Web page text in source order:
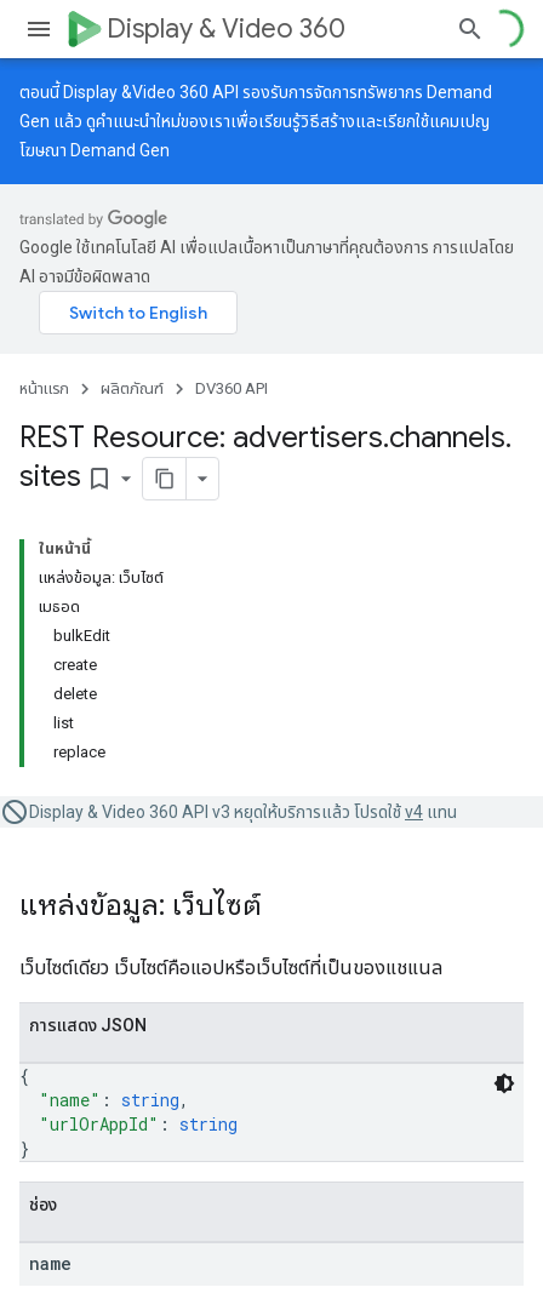
Display & Video 360
ตอนนี้ Display &Video 360 API รองรับการจัดการทรัพยากร Demand
Gen แล้ว ดูคำแนะนำใหม่ของเราเพื่อเรียนรู้วิธีสร้างและเรียกใช้แคมเปญ
โฆษณา Demand Gen
Google ใช้เทคโนโลยี AI เพื่อแปลเนื้อหาเป็นภาษาที่คุณต้องการ การแปลโดย
AI อาจมีข้อผิดพลาด
หน้าแรก ผลิตภัณฑ์ DV360 API
REST Resource: advertisers.channels.
sites bookmark_border
ในหน้านี้
แหล่งข้อมูล: เว็บไซต์
เมธอด
bulkEdit
create
delete
list
replace
Display & Video 360 API v3 หยุดให้บริการแล้ว โปรดใช้v4 แทน
แหล่งข้อมูล: เว็บไซต์
เว็บไซต์เดียว เว็บไซต์คือแอปหรือเว็บไซต์ที่เป็นของแชแนล
การแสดง JSON
{
"name" : string,
"urlOrAppId" : string
}
ช่อง
name